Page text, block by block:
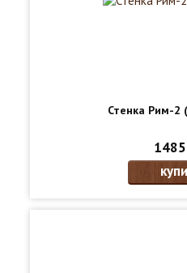
Стенка Рим-2